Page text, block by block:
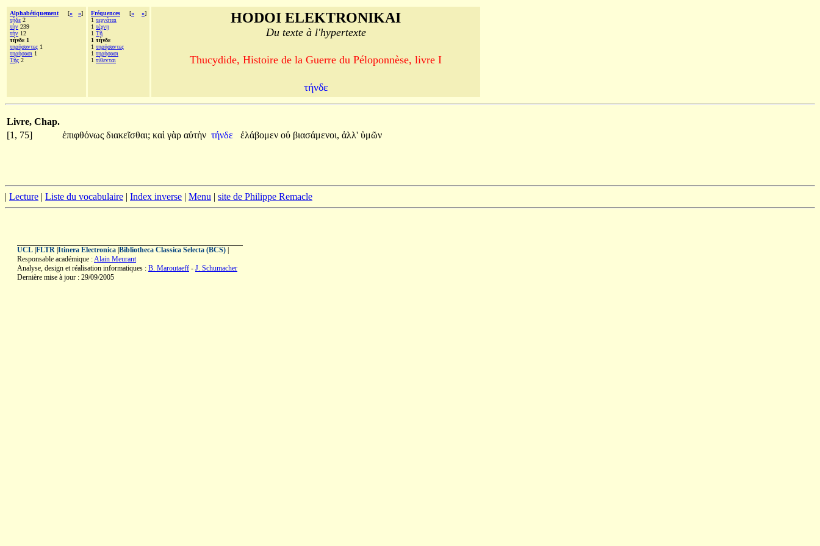
Alphabétiquement [« »]
τῇδε 2
τὴν 239
τήν 12
τήνδε 1
τηρήσαντες 1
τηρήσασι 1
Τῆς 2
Fréquences [« »]
1 τεχνᾶται
1 τέχνῃ
1 Τῇ
1 τήνδε
1 τηρήσαντες
1 τηρήσασι
1 τίθενται
HODOI ELEKTRONIKAI
Du texte à l'hypertexte
Thucydide, Histoire de la Guerre du Péloponnèse, livre I
τήνδε
Livre, Chap.
[1, 75]
ἐπιφθόνως διακεῖσθαι; καὶ γὰρ αὐτὴν τήνδε ἐλάβομεν οὐ βιασάμενοι, ἀλλ' ὑμῶν
| Lecture | Liste du vocabulaire | Index inverse | Menu | site de Philippe Remacle
UCL FLTR Itinera Electronica Bibliotheca Classica Selecta (BCS)
Responsable académique :Alain Meurant
Analyse, design et réalisation informatiques : B. Maroutaeff - J. Schumacher
Dernière mise à jour : 29/09/2005